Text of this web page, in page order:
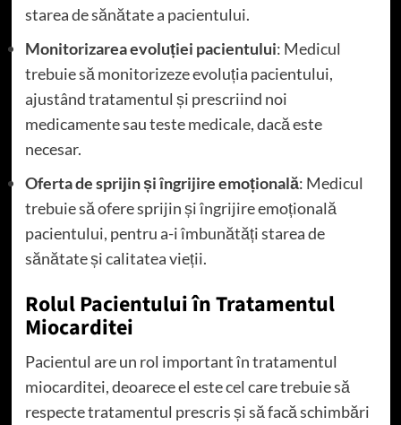
starea de sănătate a pacientului.
Monitorizarea evoluției pacientului: Medicul
trebuie să monitorizeze evoluția pacientului,
ajustând tratamentul și prescriind noi
medicamente sau teste medicale, dacă este
necesar.
Oferta de sprijin și îngrijire emoțională: Medicul
trebuie să ofere sprijin și îngrijire emoțională
pacientului, pentru a-i îmbunătăți starea de
sănătate și calitatea vieții.
Rolul Pacientului în Tratamentul
Miocarditei
Pacientul are un rol important în tratamentul
miocarditei, deoarece el este cel care trebuie să
respecte tratamentul prescris și să facă schimbări